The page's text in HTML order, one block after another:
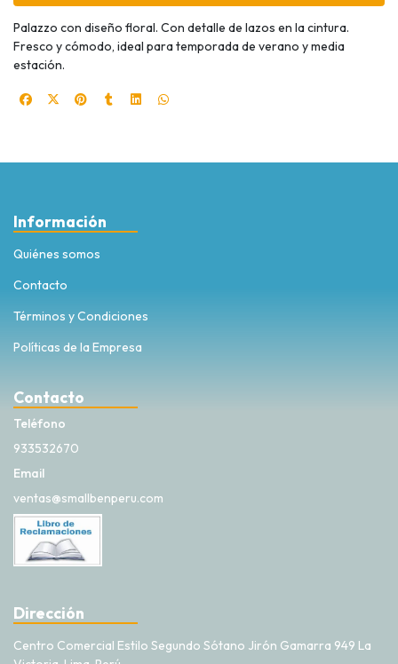
Palazzo con diseño floral. Con detalle de lazos en la cintura.
Fresco y cómodo, ideal para temporada de verano y media
estación.
Información
Quiénes somos
Contacto
Términos y Condiciones
Políticas de la Empresa
Contacto
Teléfono
933532670
Email
ventas@smallbenperu.com
Dirección
Centro Comercial Estilo Segundo Sótano Jirón Gamarra 949 La